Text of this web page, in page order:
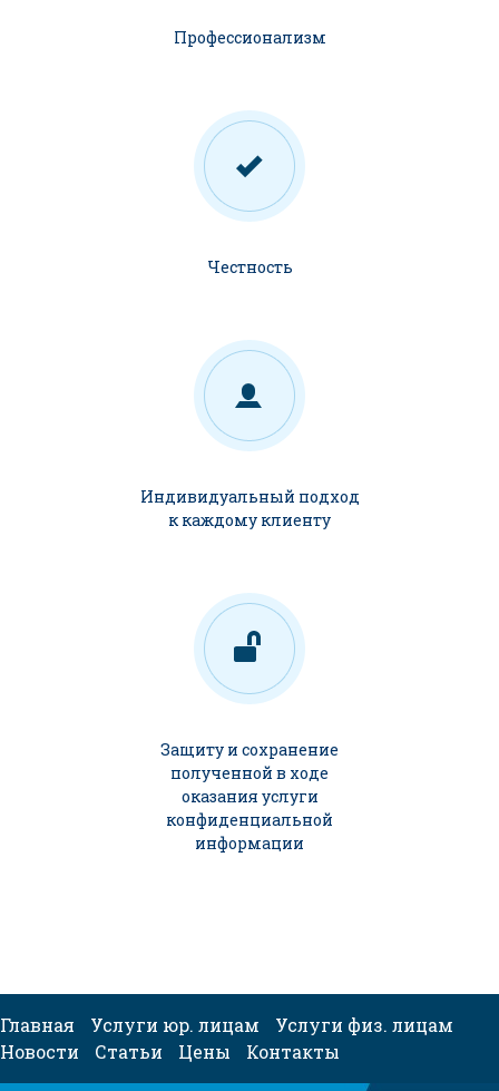
Профессионализм
Честность
Индивидуальный подход
к каждому клиенту
Защиту и сохранение
полученной в ходе
оказания услуги
конфиденциальной
информации
Главная Услуги юр. лицам
Услуги физ. лицам
Новости
Статьи Цены Контакты